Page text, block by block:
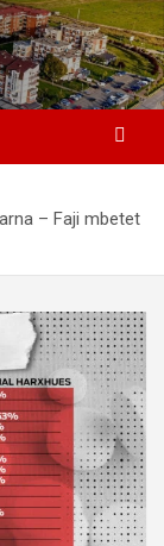
– Faji mbetet